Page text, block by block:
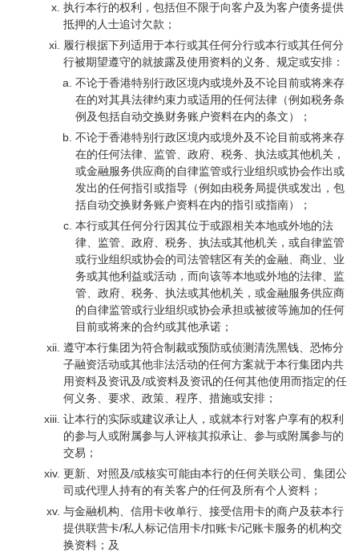
执行本行的权利，包括但不限于向客户及为客户债务提供
抵押的人士追讨欠款；
履行根据下列适用于本行或其任何分行或本行或其任何分
行被期望遵守的就披露及使用资料的义务、规定或安排：
不论于香港特别行政区境内或境外及不论目前或将来存
在的对其具法律约束力或适用的任何法律（例如税务条
例及包括自动交换财务账户资料在内的条文）；
不论于香港特别行政区境内或境外及不论目前或将来存
在的任何法律、监管、政府、税务、执法或其他机关，
或金融服务供应商的自律监管或行业组织或协会作出或
发出的任何指引或指导（例如由税务局提供或发出，包
括自动交换财务账户资料在内的指引或指南）；
本行或其任何分行因其位于或跟相关本地或外地的法
律、监管、政府、税务、执法或其他机关，或自律监管
或行业组织或协会的司法管辖区有关的金融、商业、业
务或其他利益或活动，而向该等本地或外地的法律、监
管、政府、税务、执法或其他机关，或金融服务供应商
的自律监管或行业组织或协会承担或被彼等施加的任何
目前或将来的合约或其他承诺；
遵守本行集团为符合制裁或预防或侦测清洗黑钱、恐怖分
子融资活动或其他非法活动的任何方案就于本行集团内共
用资料及资讯及/或资料及资讯的任何其他使用而指定的任
何义务、要求、政策、程序、措施或安排；
让本行的实际或建议承让人，或就本行对客户享有的权利
的参与人或附属参与人评核其拟承让、参与或附属参与的
交易；
更新、对照及/或核实可能由本行的任何关联公司、集团公
司或代理人持有的有关客户的任何及所有个人资料；
与金融机构、信用卡收单行、接受信用卡的商户及获本行
提供联营卡/私人标记信用卡/扣账卡/记账卡服务的机构交
换资料；及